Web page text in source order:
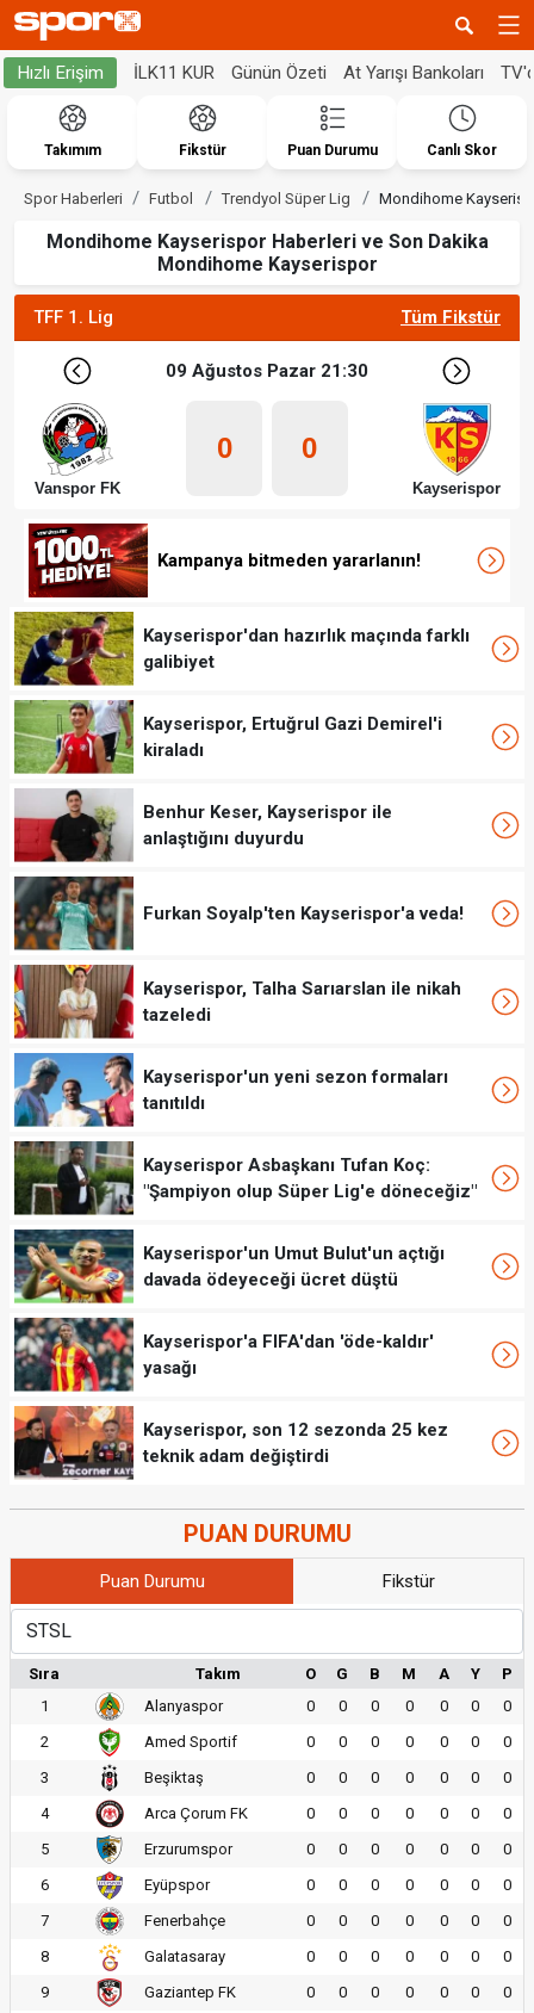
Hızlı Erişim İLK11 KUR Günün Özeti At Yarışı Bankoları
Takımım Fikstür Puan Durumu Canlı Skor
Spor Haberleri Futbol Trendyol Süper Lig Mondihome
Mondihome Kayserispor Haberleri ve Son Dakika
Mondihome Kayserispor
TFF 1. Lig Tüm Fikstür
09 Ağustos Pazar 21:30
Vanspor FK
0 0
Kayserispor
Kampanya bitmeden yararlanın!
Kayserispor'dan hazırlık maçında farklı
galibiyet
Kayserispor, Ertuğrul Gazi Demirel'i
kiraladı
Benhur Keser, Kayserispor ile
anlaştığını duyurdu
Furkan Soyalp'ten Kayserispor'a veda!
Kayserispor, Talha Sarıarslan ile nikah
tazeledi
Kayserispor'un yeni sezon formaları
tanıtıldı
Kayserispor Asbaşkanı Tufan Koç:
"Şampiyon olup Süper Lig'e döneceğiz"
Kayserispor'un Umut Bulut'un açtığı
davada ödeyeceği ücret düştü
Kayserispor'a FIFA'dan 'öde-kaldır'
yasağı
Kayserispor, son 12 sezonda 25 kez
teknik adam değiştirdi
PUAN DURUMU
Puan Durumu Fikstür
Sıra Takım O G B M A Y
P
1
Alanyaspor 0 0 0 0 0 0
0
2
Amed Sportif 0 0 0 0 0 0
0
3
Beşiktaş 0 0 0 0 0 0
0
4
Arca Çorum FK 0 0 0 0 0 0
0
5
Erzurumspor 0 0 0 0 0 0
0
6
Eyüpspor 0 0 0 0 0 0
0
7
Fenerbahçe 0 0 0 0 0 0
0
8
Galatasaray 0 0 0 0 0 0
0
9
Gaziantep FK 0 0 0 0 0 0
0